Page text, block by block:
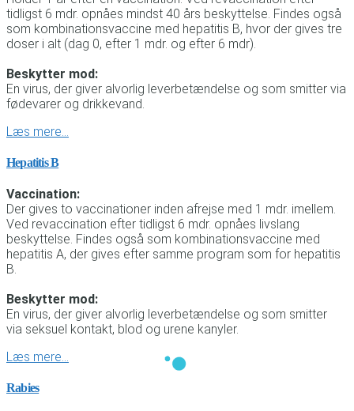
tidligst 6 mdr. opnåes mindst 40 års beskyttelse. Findes også
som kombinationsvaccine med hepatitis B, hvor der gives tre
doser i alt (dag 0, efter 1 mdr. og efter 6 mdr).
Beskytter mod:
En virus, der giver alvorlig leverbetændelse og som smitter via
fødevarer og drikkevand.
Læs mere…
Hepatitis B
Vaccination:
Der gives to vaccinationer inden afrejse med 1 mdr. imellem.
Ved revaccination efter tidligst 6 mdr. opnåes livslang
beskyttelse. Findes også som kombinationsvaccine med
hepatitis A, der gives efter samme program som for hepatitis
B.
Beskytter mod:
En virus, der giver alvorlig leverbetændelse og som smitter
via seksuel kontakt, blod og urene kanyler.
Læs mere…
Rabies